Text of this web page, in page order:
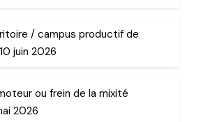
/ campus productif de
juin 2026
ou frein de la mixité
2026